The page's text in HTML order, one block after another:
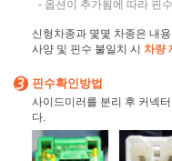
- 옵션이 추가됨에 따라 핀
신형차종과 몇몇 차종은 내
사양 및 핀수 불일치 시 차량
핀수확인방법
사이드미러를 분리 후 커넥
다.